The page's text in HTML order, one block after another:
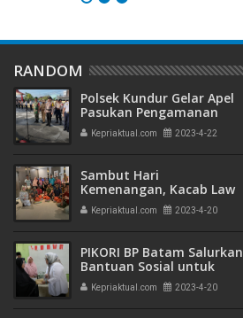
RANDOM
Polsek Kundur Gelar Apel
Pasukan Pengamanan
Jelang Malam Takbiran
Idul Fitri 1444 H
Kepriaktual.com 2023-4-22
Sambut Hari
Kemenangan, Kacab Law
Firm Andi Fadlan &
Partners, E. Arinda Chikita
Kepriaktual.com 2023-4-20
PIKORI BP Batam Salurkan
Bantuan Sosial untuk
Anak Yatim
Kepriaktual.com 2023-4-20